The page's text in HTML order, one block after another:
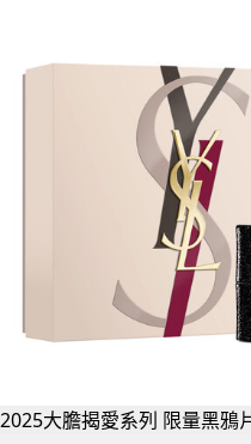
2025大膽揭愛系列 限量黑鴉